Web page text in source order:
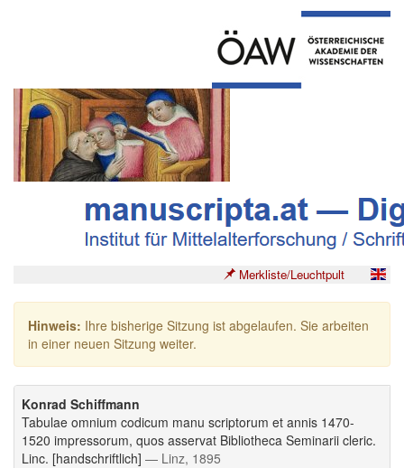
Merkliste/Leuchtpult
Hinweis: Ihre bisherige Sitzung ist abgelaufen. Sie arbeiten
in einer neuen Sitzung weiter.
Konrad Schiffmann
Tabulae omnium codicum manu scriptorum et annis 1470-
1520 impressorum, quos asservat Bibliotheca Seminarii cleric.
Linc. [handschriftlich] — Linz, 1895